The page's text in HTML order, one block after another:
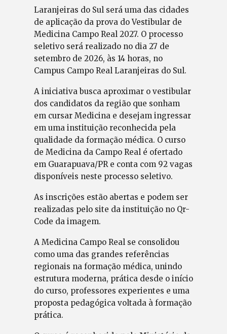
Laranjeiras do Sul será uma das cidades
de aplicação da prova do Vestibular de
Medicina Campo Real 2027. O processo
seletivo será realizado no dia 27 de
setembro de 2026, às 14 horas, no
Campus Campo Real Laranjeiras do Sul.
A iniciativa busca aproximar o vestibular
dos candidatos da região que sonham
em cursar Medicina e desejam ingressar
em uma instituição reconhecida pela
qualidade da formação médica. O curso
de Medicina da Campo Real é ofertado
em Guarapuava/PR e conta com 92 vagas
disponíveis neste processo seletivo.
As inscrições estão abertas e podem ser
realizadas pelo site da instituição no Qr-
Code da imagem.
A Medicina Campo Real se consolidou
como uma das grandes referências
regionais na formação médica, unindo
estrutura moderna, prática desde o início
do curso, professores experientes e uma
proposta pedagógica voltada à formação
prática.